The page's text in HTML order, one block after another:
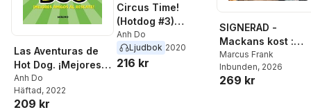
Las Aventuras de
Hot Dog. ¡Mejores
Amigos Al Rescate!
/ Hotdog!
Anh Do
Häftad, 2022
209 kr
Circus Time!
(Hotdog #3)
(Unabridged
edition)
Anh Do
Ljudbok 2020
216 kr
SIGNERAD -
Mackans kost :
Middagar och
matlådor
Marcus Frank
Inbunden, 2026
269 kr